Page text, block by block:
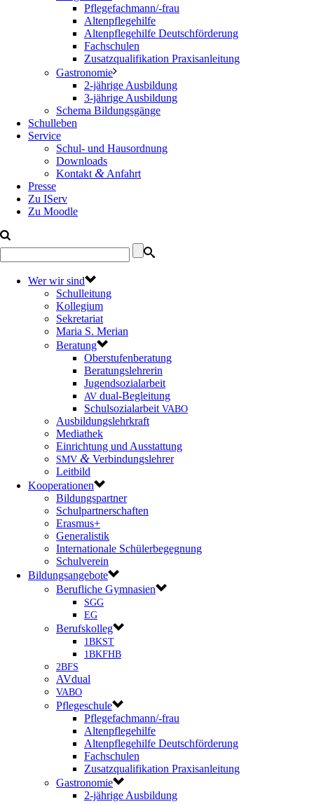
Pflegefachmann/-frau
Altenpflegehilfe
Altenpflegehilfe Deutschförderung
Fachschulen
Zusatzqualifikation Praxisanleitung
Gastronomie
2-jährige Ausbildung
3-jährige Ausbildung
Schema Bildungsgänge
Schulleben
Service
Schul- und Hausordnung
Downloads
Kontakt & Anfahrt
Presse
Zu IServ
Zu Moodle
Wer wir sind
Schulleitung
Kollegium
Sekretariat
Maria S. Merian
Beratung
Oberstufenberatung
Beratungslehrerin
Jugendsozialarbeit
AV dual-Begleitung
Schulsozialarbeit VABO
Ausbildungslehrkraft
Mediathek
Einrichtung und Ausstattung
SMV & Verbindungslehrer
Leitbild
Kooperationen
Bildungspartner
Schulpartnerschaften
Erasmus+
Generalistik
Internationale Schülerbegegnung
Schulverein
Bildungsangebote
Berufliche Gymnasien
SGG
EG
Berufskolleg
1BKST
1BKFHB
2BFS
AVdual
VABO
Pflegeschule
Pflegefachmann/-frau
Altenpflegehilfe
Altenpflegehilfe Deutschförderung
Fachschulen
Zusatzqualifikation Praxisanleitung
Gastronomie
2-jährige Ausbildung